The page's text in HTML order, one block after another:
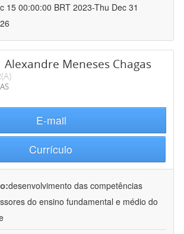
15 00:00:00 BRT 2023-Thu Dec 31
Alexandre Meneses Chagas
E-mail
Currículo
desenvolvimento das competências
do ensino fundamental e médio do